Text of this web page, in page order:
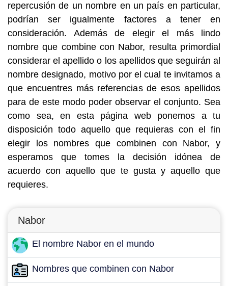
repercusión de un nombre en un país en particular,
podrían ser igualmente factores a tener en
consideración. Además de elegir el más lindo
nombre que combine con Nabor, resulta primordial
considerar el apellido o los apellidos que seguirán al
nombre designado, motivo por el cual te invitamos a
que encuentres más referencias de esos apellidos
para de este modo poder observar el conjunto. Sea
como sea, en esta página web ponemos a tu
disposición todo aquello que requieras con el fin
elegir los nombres que combinen con Nabor, y
esperamos que tomes la decisión idónea de
acuerdo con aquello que te gusta y aquello que
requieres.
Nabor
El nombre Nabor en el mundo
Nombres que combinen con Nabor